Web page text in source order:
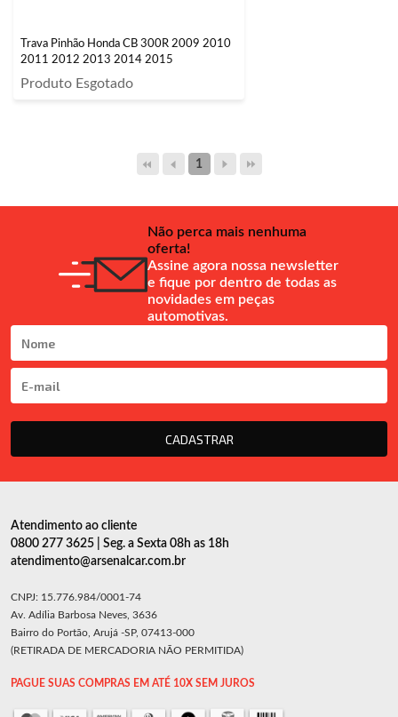
Trava Pinhão Honda CB 300R 2009 2010
2011 2012 2013 2014 2015
Produto Esgotado
1
Não perca mais nenhuma
oferta!
Assine agora nossa newsletter
e fique por dentro de todas as
novidades em peças
automotivas.
CADASTRAR
Atendimento ao cliente
0800 277 3625 | Seg. a Sexta 08h as 18h
atendimento@arsenalcar.com.br
CNPJ: 15.776.984/0001-74
Av. Adília Barbosa Neves, 3636
Bairro do Portão, Arujá -SP, 07413-000
(RETIRADA DE MERCADORIA NÃO PERMITIDA)
PAGUE SUAS COMPRAS EM ATÉ 10X SEM JUROS